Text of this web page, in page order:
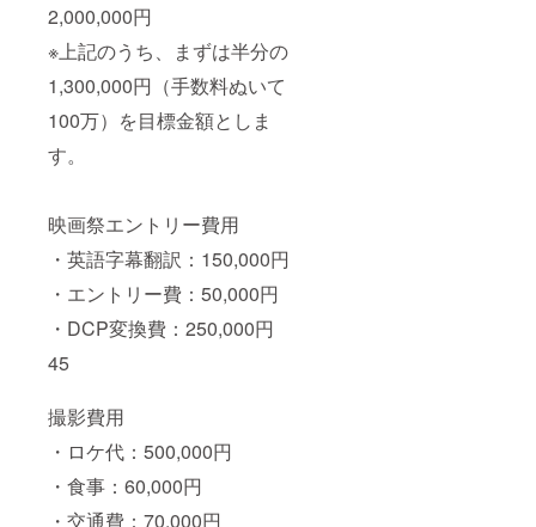
2,000,000円
※上記のうち、まずは半分の
1,300,000円（手数料ぬいて
100万）を目標金額としま
す。
映画祭エントリー費用
・英語字幕翻訳：150,000円
・エントリー費：50,000円
・DCP変換費：250,000円
45
撮影費用
・ロケ代：500,000円
・食事：60,000円
・交通費：70,000円